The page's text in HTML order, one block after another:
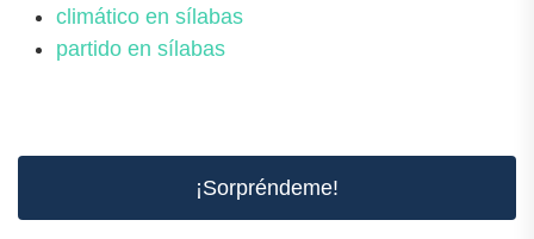
climático en sílabas
partido en sílabas
¡Sorpréndeme!